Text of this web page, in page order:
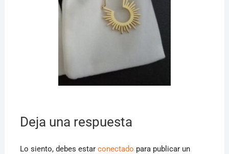
Deja una respuesta
Lo siento, debes estar conectado para publicar un